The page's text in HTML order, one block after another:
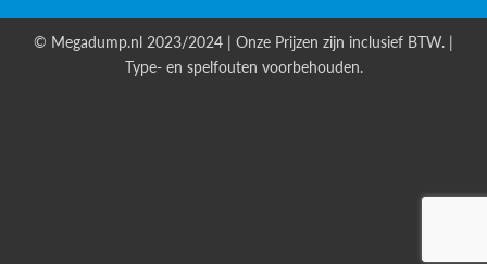
© Megadump.nl 2023/2024 | Onze Prijzen zijn inclusief BTW. |
Type- en spelfouten voorbehouden.